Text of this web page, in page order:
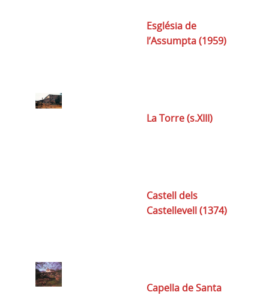
Església de
l’Assumpta (1959)
La Torre (s.XIII)
Castell dels
Castellevell (1374)
Capella de Santa